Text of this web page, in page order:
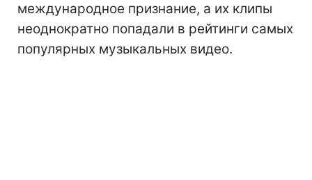
международное признание, а их клипы
неоднократно попадали в рейтинги самых
популярных музыкальных видео.